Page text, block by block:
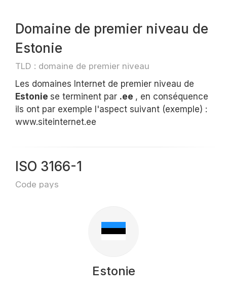
Domaine de premier niveau de
Estonie
TLD : domaine de premier niveau
Les domaines Internet de premier niveau de
Estonie se terminent par .ee , en conséquence
ils ont par exemple l'aspect suivant (exemple) :
www.siteinternet.ee
ISO 3166-1
Code pays
Estonie